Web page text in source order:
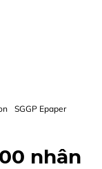
SGGP Epaper
nhân